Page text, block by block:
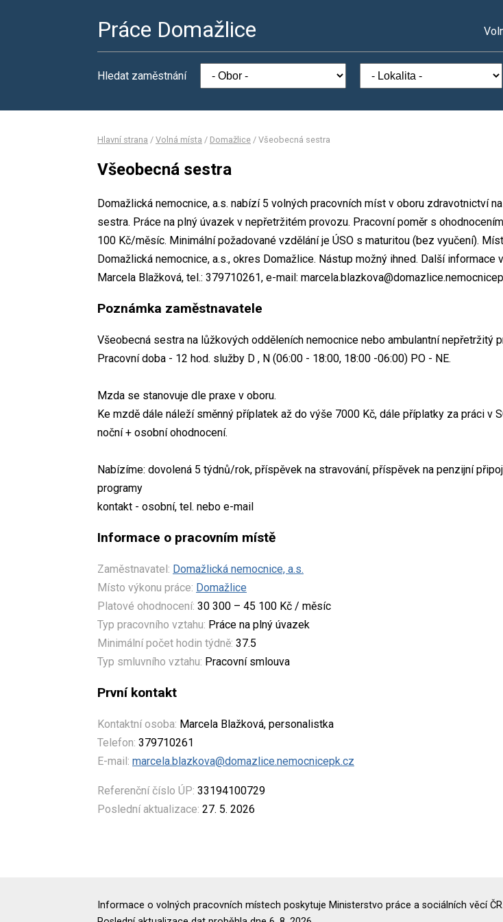
Práce Domažlice
Hledat zaměstnání
Hlavní strana / Volná místa / Domažlice / Všeobecná sestra
Všeobecná sestra
Domažlická nemocnice, a.s. nabízí 5 volných pracovních míst v oboru zdravotnictví
sestra. Práce na plný úvazek v nepřetržitém provozu. Pracovní poměr s
100 Kč/měsíc. Minimální požadované vzdělání je ÚSO s maturitou (bez vyučení).
Domažlická nemocnice, a.s., okres Domažlice. Nástup možný ihned. Další informace
Marcela Blažková, tel.: 379710261, e-mail:
Poznámka zaměstnavatele
Všeobecná sestra na lůžkových odděleních nemocnice nebo ambulantní nepřetržitý
Pracovní doba - 12 hod. služby D , N (06:00 - 18:00, 18:00 -06:00) PO - NE.
Mzda se stanovuje dle praxe v oboru.
Ke mzdě dále náleží směnný příplatek až do výše 7000 Kč, dále příplatky za práci v
noční + osobní ohodnocení.
Nabízíme: dovolená 5 týdnů/rok, příspěvek na stravování, příspěvek na penzijní
programy
kontakt - osobní, tel. nebo e-mail
Informace o pracovním místě
Zaměstnavatel: Domažlická nemocnice, a.s.
Místo výkonu práce: Domažlice
Platové ohodnocení: 30 300 – 45 100 Kč / měsíc
Typ pracovního vztahu: Práce na plný úvazek
Minimální počet hodin týdně: 37.5
Typ smluvního vztahu: Pracovní smlouva
První kontakt
Kontaktní osoba: Marcela Blažková, personalistka
Telefon: 379710261
E-mail: marcela.blazkova@domazlice.nemocnicepk.cz
Referenční číslo ÚP: 33194100729
Poslední aktualizace: 27. 5. 2026
Informace o volných pracovních místech poskytuje Ministerstvo práce a sociálních věcí ČR.